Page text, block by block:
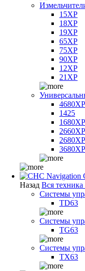
15XP
18XP
19XP
65XP
75XP
90XP
12XP
21XP
4680XP
1425
1680XP
2660XP
2680XP
3680XP
Назад Вся
Системы
TD63
Системы
TG63
Системы
TX63